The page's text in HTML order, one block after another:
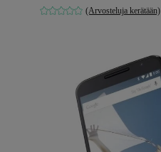
(Arvosteluja kerätään)